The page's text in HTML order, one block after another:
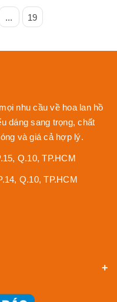
... 19
nhu cầu về hoa lan hồ
dáng sang trọng, chất
và giá cả hợp lý.
Q.10, TP.HCM
Q.10, TP.HCM